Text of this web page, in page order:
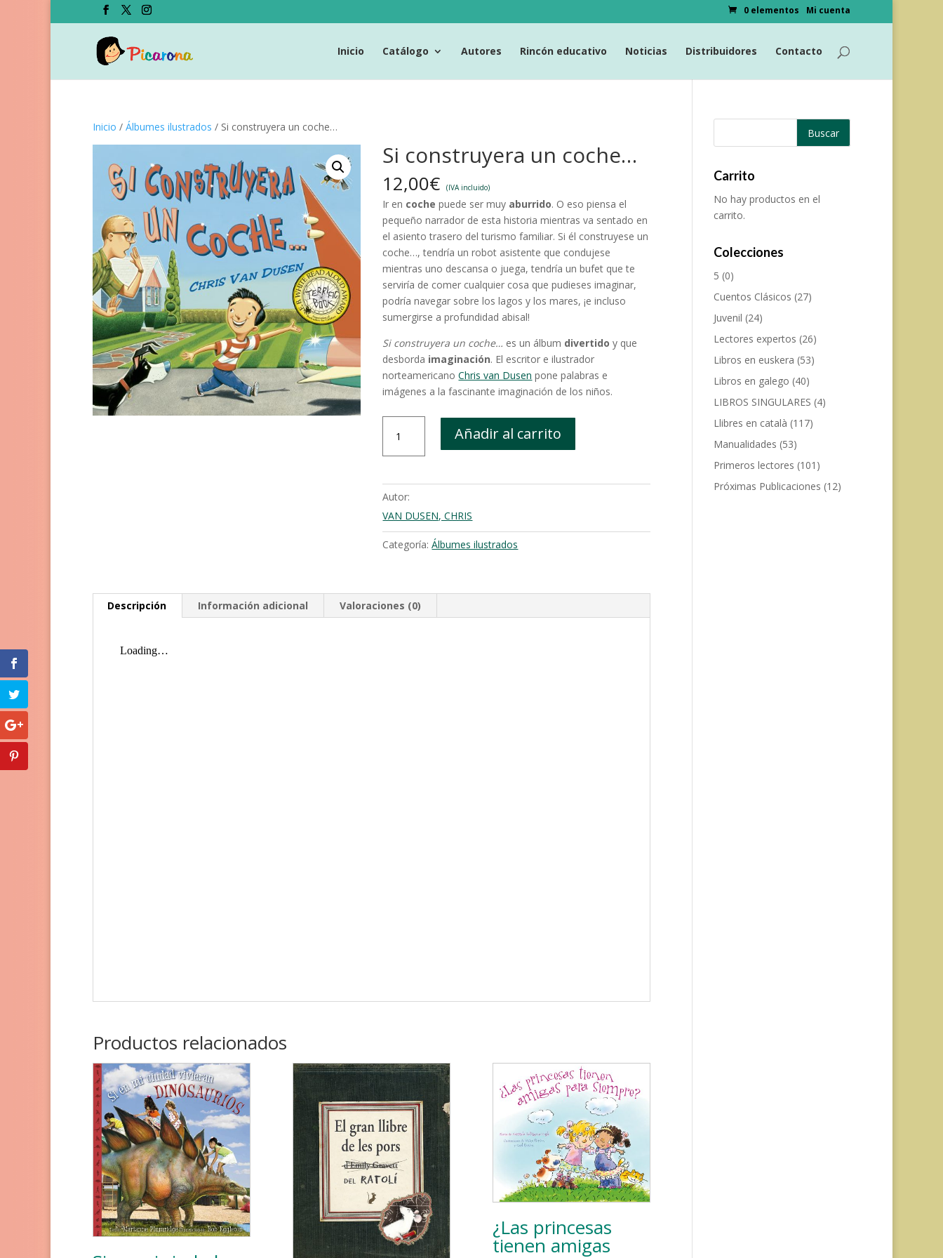
Mi cuenta
0 elementos
Inicio Catálogo Autores Rincón educativo Noticias Distribuidores Contacto
Inicio / Álbumes ilustrados / Si construyera un coche…
Si construyera un coche…
12,00€ (IVA incluido)
Ir en coche puede ser muy aburrido. O eso piensa el
pequeño narrador de esta historia mientras va sentado en
el asiento trasero del turismo familiar. Si él construyese un
coche…, tendría un robot asistente que condujese
mientras uno descansa o juega, tendría un bufet que te
serviría de comer cualquier cosa que pudieses imaginar,
podría navegar sobre los lagos y los mares, ¡e incluso
sumergirse a profundidad abisal!
Si construyera un coche… es un álbum divertido y que
desborda imaginación. El escritor e ilustrador
norteamericanoChris van Dusen pone palabras e
imágenes a la fascinante imaginación de los niños.
construyera
un
cantidad
Añadir al carrito
Autor:
VAN DUSEN, CHRIS
Categoría:Álbumes ilustrados
Descripción Información adicional Valoraciones (0)
Productos relacionados
¿Las princesas
tienen amigas
Carrito
No hay productos en el
carrito.
Colecciones
5 (0)
Cuentos Clásicos (27)
Juvenil (24)
Lectores expertos (26)
Libros en euskera (53)
Libros en galego (40)
LIBROS SINGULARES (4)
Llibres en català (117)
Manualidades (53)
Primeros lectores (101)
Próximas Publicaciones (12)